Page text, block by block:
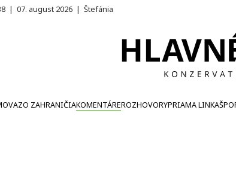
| 07. august 2026 | Štefánia
ZO ZAHRANIČIAKOMENTÁREROZHOVORYPRIAMA LINKA